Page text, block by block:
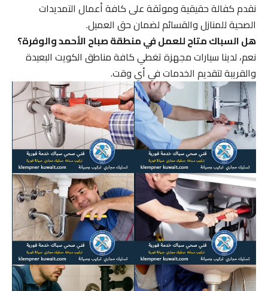
نقدم كفالة حقيقية وموثقة على كافة أعمال التمديدات
الصحية للمنازل والقسائم لضمان حق العميل.
هل السباك متاح للعمل في منطقة صباح الأحمد والوفرة؟
نعم، لدينا سيارات مجهزة تغطي كافة مناطق الكويت البعيدة
والقريبة لتقديم الخدمات في أي وقت.